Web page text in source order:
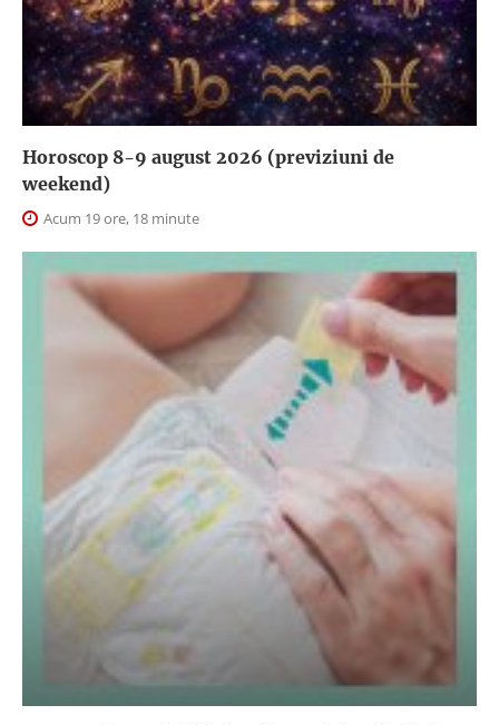
Horoscop 8-9 august 2026 (previziuni de
weekend)
Acum 19 ore, 18 minute